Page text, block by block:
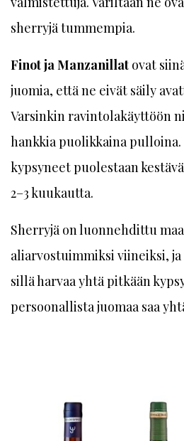
sherryjä tummempia.
Finot ja Manzanillat ovat
juomia, että ne eivät säily
Varsinkin ravintolakäyttöön
hankkia puolikkaina
kypsyneet puolestaan
2–3 kuukautta.
Sherryjä on luonnehdittu
aliarvostuimmiksi viineiksi, ja
sillä harvaa yhtä pitkään
persoonallista juomaa saa